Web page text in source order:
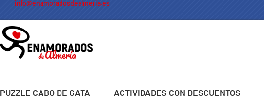
info@enamoradosdealmeria.es
PUZZLE CABO DE GATA ACTIVIDADES CON DESCUENTOS